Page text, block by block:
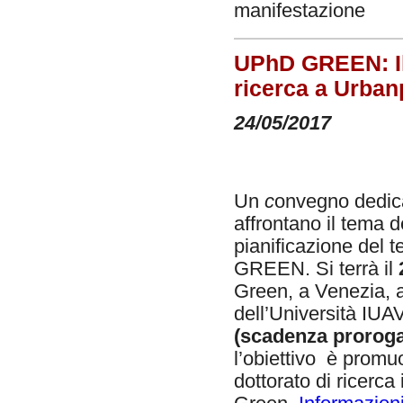
manifestazione
UPhD
ricerca a
24/05/2017
Un convegno
affrontano il tema
pianificazione del
GREEN. Si terrà il
Green, a Venezia,
dell’Università
(scadenza
l’obiettivo è
dottorato di ricerca